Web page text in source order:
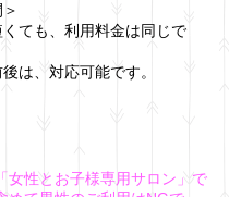
ても、利用料金は同じで
は、対応可能です。
女性とお子様専用サロン」で